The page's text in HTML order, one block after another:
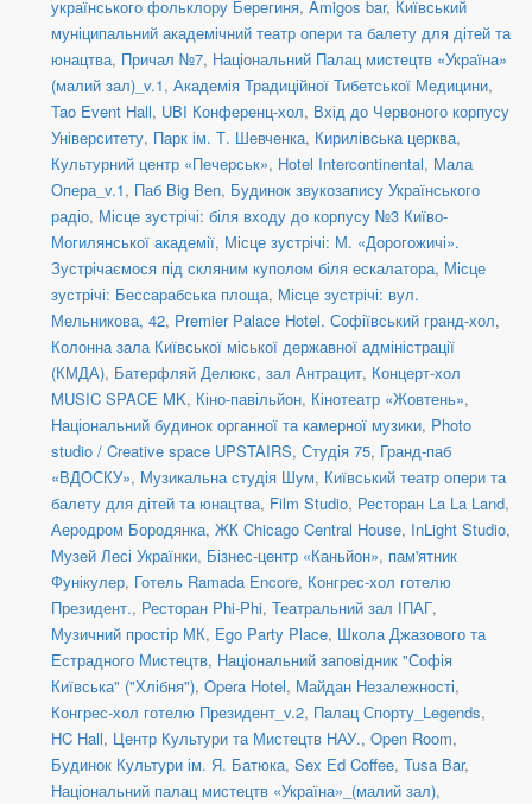
українського фольклору Берегиня, Amigos bar, Київський
муніципальний академічний театр опери та балету для дітей та
юнацтва, Причал №7, Національний Палац мистецтв «Україна»
(малий зал)_v.1, Академія Традиційної Тибетської Медицини,
Tao Event Hall, UBI Конференц-хол, Вхід до Червоного корпусу
Університету, Парк ім. Т. Шевченка, Кирилівська церква,
Культурний центр «Печерськ», Hotel Intercontinental, Мала
Опера_v.1, Паб Big Ben, Будинок звукозапису Українського
радіо, Місце зустрічі: біля входу до корпусу №3 Київо-
Могилянської академії, Місце зустрічі: М. «Дорогожичі».
Зустрічаємося під скляним куполом біля ескалатора, Місце
зустрічі: Бессарабська площа, Місце зустрічі: вул.
Мельникова, 42, Premier Palace Hotel. Софіївський гранд-хол,
Колонна зала Київської міської державної адміністрації
(КМДА), Батерфляй Делюкс, зал Антрацит, Концерт-хол
MUSIC SPACE MK, Кіно-павільйон, Кінотеатр «Жовтень»,
Національний будинок органної та камерної музики, Photo
studio / Creative space UPSTAIRS, Студія 75, Гранд-паб
«ВДОСКУ», Музикальна студія Шум, Київський театр опери та
балету для дітей та юнацтва, Film Studio, Ресторан La La Land,
Аеродром Бородянка, ЖК Chicago Central House, InLight Studio,
Музей Лесі Українки, Бізнес-центр «Каньйон», пам'ятник
Фунікулер, Готель Ramada Encore, Конгрес-хол готелю
Президент., Ресторан Phi-Phi, Театральний зал ІПАГ,
Музичний простір МК, Ego Party Place, Школа Джазового та
Естрадного Мистецтв, Національний заповідник "Софія
Київська" ("Хлібня"), Opera Hotel, Майдан Незалежності,
Конгрес-хол готелю Президент_v.2, Палац Спорту_Legends,
HC Hall, Центр Культури та Мистецтв НАУ., Open Room,
Будинок Культури ім. Я. Батюка, Sex Ed Coffee, Tusa Bar,
Національний палац мистецтв «Україна»_(малий зал),